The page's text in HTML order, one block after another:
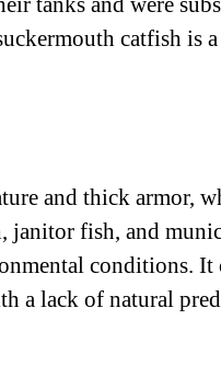
catfish
and thick
janitor fish, and
lack of natural